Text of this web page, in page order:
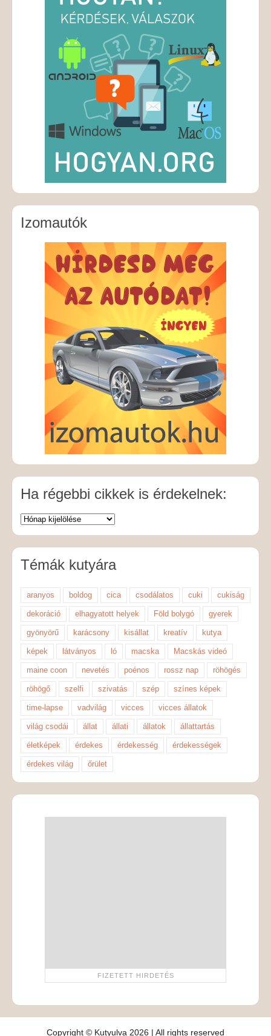
Izomautók
Ha régebbi cikkek is érdekelnek:
Témák kutyára
aranyos boldog cica csodálatos cuki cukiság
dekoráció elhagyatott helyek Föld bolygó gyerek
gyönyörű karácsony kisállat kreatív kutya
képek látványos ló macska Macskás videó
maine coon nevetés poénos rossz nap röhögés
röhögő szelfi szivatás szép színes képek
time-lapse vadvilág vicces vicces állatok
világ csodái állat állati állatok állattartás
életképek érdekes érdekesség érdekességek
érdekes világ őrület
Copyright © Kutyulva 2026 | All rights reserved